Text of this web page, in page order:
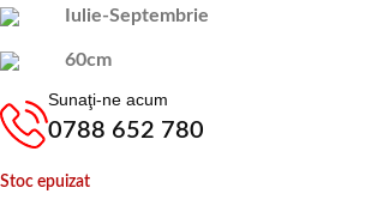
Iulie-Septembrie
60cm
Sunaţi-ne acum
0788 652 780
Stoc epuizat